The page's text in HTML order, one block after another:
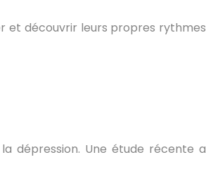
et découvrir leurs propres rythmes
dépression. Une étude récente a